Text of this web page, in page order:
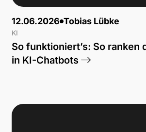
12.06.2026 Tobias Lübke
KI
So funktioniert’s: So ranken
in KI-Chatbots